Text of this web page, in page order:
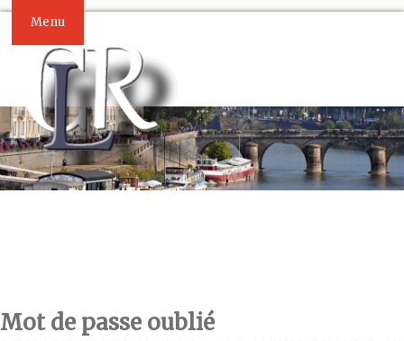
Menu
Mot de passe oublié